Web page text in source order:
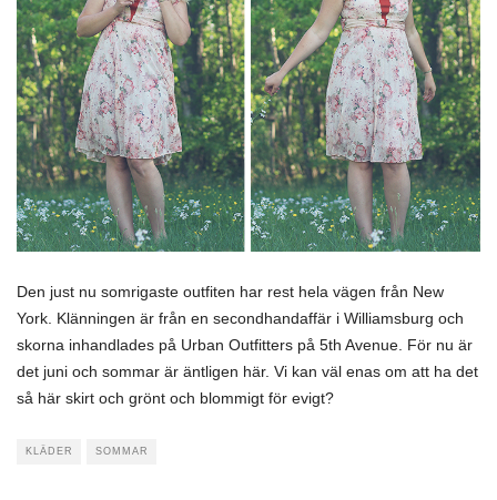
Den just nu somrigaste outfiten har rest hela vägen från New
York. Klänningen är från en secondhandaffär i Williamsburg och
skorna inhandlades på Urban Outfitters på 5th Avenue. För nu är
det juni och sommar är äntligen här. Vi kan väl enas om att ha det
så här skirt och grönt och blommigt för evigt?
KLÄDER SOMMAR